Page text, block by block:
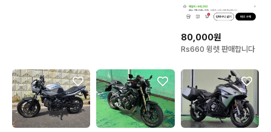
80,000원
Rs660 윙렛 판매합니다